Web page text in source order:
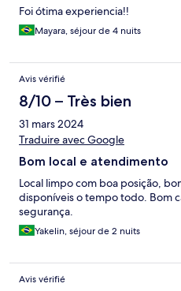
Foi ótima experiencia!!
Mayara, séjour de 4 nuits
Avis vérifié
8/10 – Très bien
31 mars 2024
Traduire avec Google
Bom local e atendimento
Local limpo com boa posição,
disponíveis o tempo todo. Bom
segurança.
Yakelin, séjour de 2 nuits
Avis vérifié